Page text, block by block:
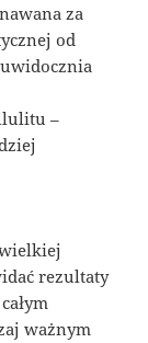
za
od
–
rezultaty
ważnym